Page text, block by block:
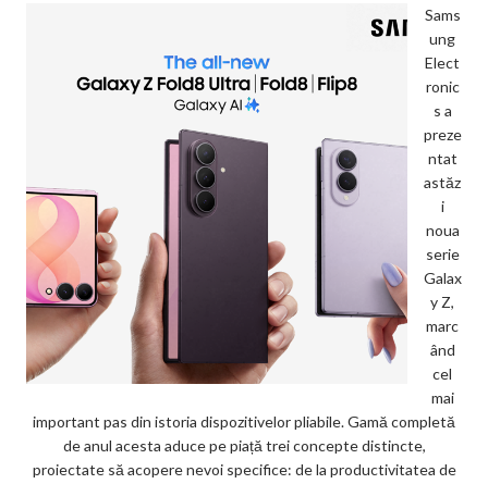
Sams
ung
Elect
ronic
s a
preze
ntat
astăz
i
noua
serie
Galax
y Z,
marc
ând
cel
mai
important pas din istoria dispozitivelor pliabile. Gamă completă
de anul acesta aduce pe piață trei concepte distincte,
proiectate să acopere nevoi specifice: de la productivitatea de